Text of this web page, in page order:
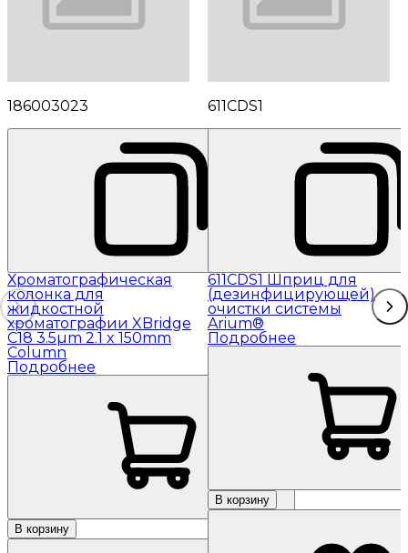
186003023
Хроматографическая
колонка для
жидкостной
хроматографии XBridge
C18 3.5µm 2.1 x 150mm
Column
Подробнее
В корзину
611CDS1
611CDS1 Шприц для
(дезинфицирующей)
очистки системы
Arium®
Подробнее
В корзину